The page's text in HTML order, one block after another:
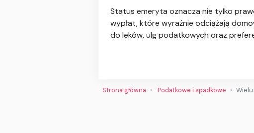
Status emeryta oznacza nie tylko
wypłat, które wyraźnie odciążają
do leków, ulg podatkowych oraz
Strona główna Podatkowe i spadkowe